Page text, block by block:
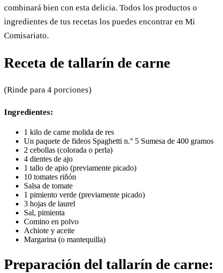
combinará bien con esta delicia. Todos los productos o
ingredientes de tus recetas los puedes encontrar en Mi
Comisariato.
Receta de tallarín de carne
(Rinde para 4 porciones)
Ingredientes:
1 kilo de carne molida de res
Un paquete de fideos Spaghetti n.° 5 Sumesa de 400 gramos
2 cebollas (colorada o perla)
4 dientes de ajo
1 tallo de apio (previamente picado)
10 tomates riñón
Salsa de tomate
1 pimiento verde (previamente picado)
3 hojas de laurel
Sal, pimienta
Comino en polvo
Achiote y aceite
Margarina (o mantequilla)
Preparación del tallarín de carne: